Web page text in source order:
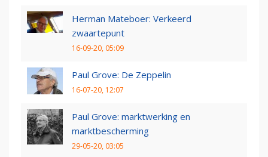
Herman Mateboer: Verkeerd
zwaartepunt
16-09-20, 05:09
Paul Grove: De Zeppelin
16-07-20, 12:07
Paul Grove: marktwerking en
marktbescherming
29-05-20, 03:05